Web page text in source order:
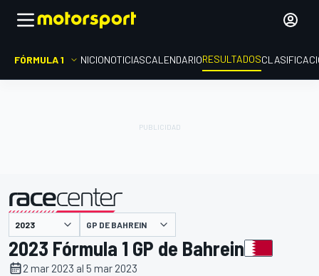
FÓRMULA 1 INICIONOTICIASCALENDARIORESULTADOS
presentado por GP DE BAHREIN
2023 Fórmula 1 GP de Bahrein
2 mar 2023 al 5 mar 2023